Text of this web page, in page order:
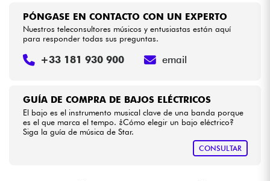
GUÍA DE COMPRA DE BAJOS ELÉCTRICOS
El bajo es el instrumento musical clave de una banda porque
es el que marca el tempo. ¿Cómo elegir un bajo eléctrico?
Siga la guía de música de Star.
CONSULTAR
PÓNGASE EN CONTACTO CON UN EXPERTO
Nuestros teleconsultores músicos y entusiastas están aquí
para responder todas sus preguntas.
+33 181 930 900 email